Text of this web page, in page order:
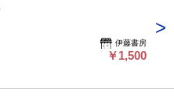
伊藤書房
￥1,500